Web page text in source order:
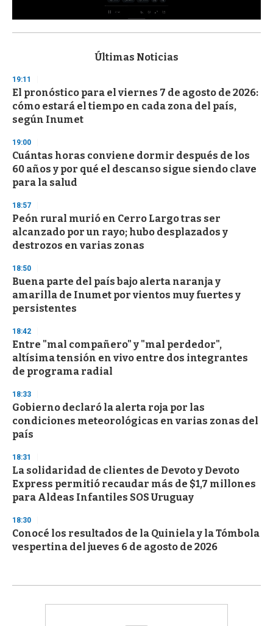
s
d
s
o
f
3
s
e
c
o
n
d
Últimas Noticias
19:11
El pronóstico para el viernes 7 de agosto de 2026:
cómo estará el tiempo en cada zona del país,
según Inumet
19:00
Cuántas horas conviene dormir después de los
60 años y por qué el descanso sigue siendo clave
para la salud
18:57
Peón rural murió en Cerro Largo tras ser
alcanzado por un rayo; hubo desplazados y
destrozos en varias zonas
18:50
Buena parte del país bajo alerta naranja y
amarilla de Inumet por vientos muy fuertes y
persistentes
18:42
Entre "mal compañero" y "mal perdedor",
altísima tensión en vivo entre dos integrantes
de programa radial
18:33
Gobierno declaró la alerta roja por las
condiciones meteorológicas en varias zonas del
país
18:31
La solidaridad de clientes de Devoto y Devoto
Express permitió recaudar más de $1,7 millones
para Aldeas Infantiles SOS Uruguay
18:30
Conocé los resultados de la Quiniela y la Tómbola
vespertina del jueves 6 de agosto de 2026